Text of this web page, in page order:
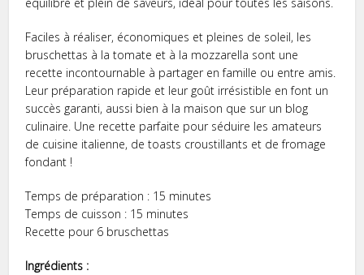
équilibré et plein de saveurs, idéal pour toutes les saisons.
Faciles à réaliser, économiques et pleines de soleil, les
bruschettas à la tomate et à la mozzarella sont une
recette incontournable à partager en famille ou entre amis.
Leur préparation rapide et leur goût irrésistible en font un
succès garanti, aussi bien à la maison que sur un blog
culinaire. Une recette parfaite pour séduire les amateurs
de cuisine italienne, de toasts croustillants et de fromage
fondant !
Temps de préparation : 15 minutes
Temps de cuisson : 15 minutes
Recette pour 6 bruschettas
Ingrédients :